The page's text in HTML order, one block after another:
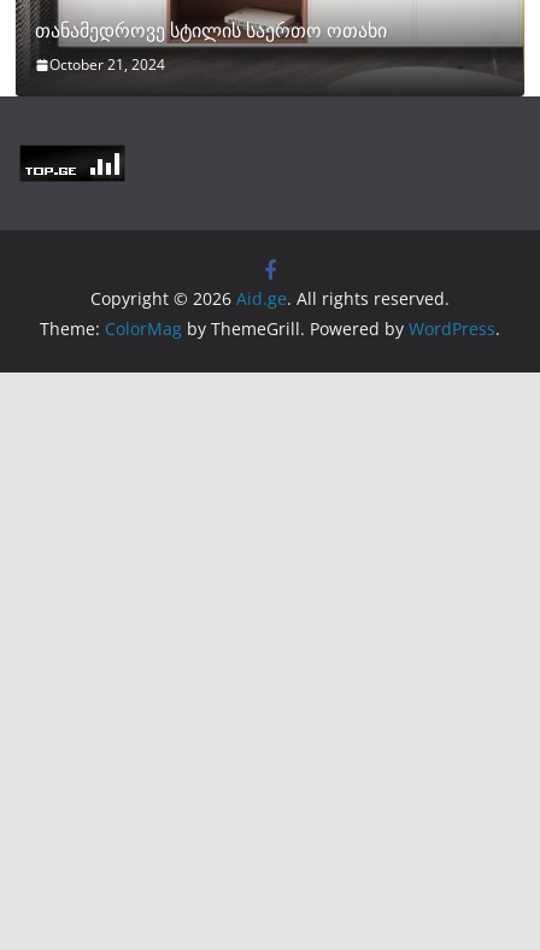
თანამედროვე სტილის საერთო ოთახი
October 21, 2024
Copyright © 2026 Aid.ge. All rights reserved.
Theme: ColorMag by ThemeGrill. Powered by WordPress.